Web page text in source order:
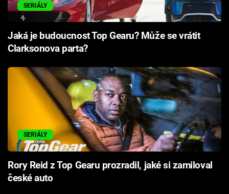
SERIÁLY
Jaká je budoucnost Top Gearu? Může se vrátit
Clarksonova parta?
SERIÁLY
Rory Reid z Top Gearu prozradil, jaké si zamiloval
české auto